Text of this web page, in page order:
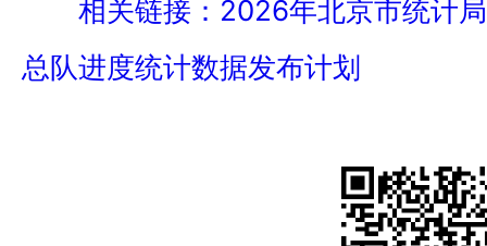
相关链接：2026年北京市统计
总队进度统计数据发布计划